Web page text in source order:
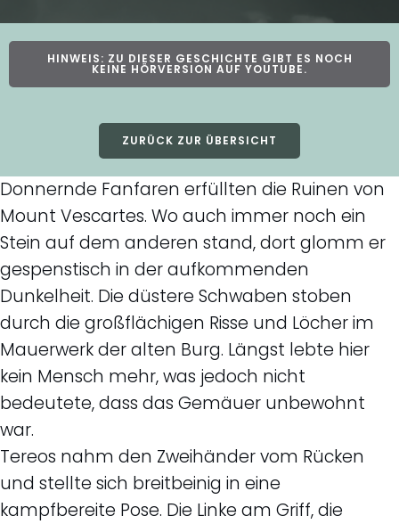
HINWEIS: ZU DIESER GESCHICHTE GIBT ES NOCH
KEINE HÖRVERSION AUF YOUTUBE.
ZURÜCK ZUR ÜBERSICHT
Donnernde Fanfaren erfüllten die Ruinen von
Mount Vescartes. Wo auch immer noch ein
Stein auf dem anderen stand, dort glomm er
gespenstisch in der aufkommenden
Dunkelheit. Die düstere Schwaben stoben
durch die großflächigen Risse und Löcher im
Mauerwerk der alten Burg. Längst lebte hier
kein Mensch mehr, was jedoch nicht
bedeutete, dass das Gemäuer unbewohnt
war.
Tereos nahm den Zweihänder vom Rücken
und stellte sich breitbeinig in eine
kampfbereite Pose. Die Linke am Griff, die